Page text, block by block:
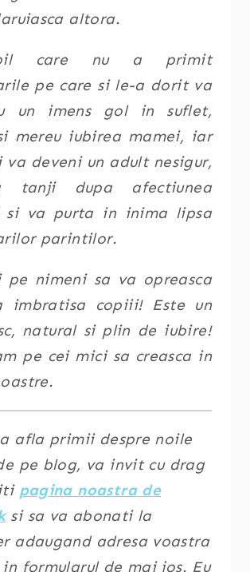
altora.
care nu a primit
pe care si le-a dorit va
un imens gol in suflet,
mereu iubirea mamei, iar
va deveni un adult nesigur,
tanji dupa afectiunea
si va purta in inima lipsa
parintilor.
pe nimeni sa va opreasca
imbratisa copiii! Este un
natural si plin de iubire!
pe cei mici sa creasca in
afla primii despre noile
pe blog, va invit cu drag
pagina noastra de
si sa va abonati la
adaugand adresa voastra
formularul de mai jos. Eu